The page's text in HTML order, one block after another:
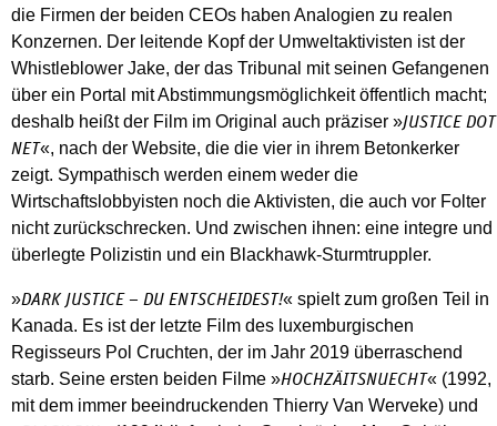
die Firmen der beiden CEOs haben Analogien zu realen
Konzernen. Der leitende Kopf der Umweltaktivisten ist der
Whistleblower Jake, der das Tribunal mit seinen Gefangenen
über ein Portal mit Abstimmungsmöglichkeit öffentlich macht;
deshalb heißt der Film im Original auch präziser »JUSTICE DOT
NET«, nach der Website, die die vier in ihrem Betonkerker
zeigt. Sympathisch werden einem weder die
Wirtschaftslobbyisten noch die Aktivisten, die auch vor Folter
nicht zurückschrecken. Und zwischen ihnen: eine integre und
überlegte Polizistin und ein Blackhawk-Sturmtruppler.
»DARK JUSTICE – DU ENTSCHEIDEST!« spielt zum großen Teil in
Kanada. Es ist der letzte Film des luxemburgischen
Regisseurs Pol Cruchten, der im Jahr 2019 überraschend
starb. Seine ersten beiden Filme »HOCHZÄITSNUECHT« (1992,
mit dem immer beeindruckenden Thierry Van Werveke) und